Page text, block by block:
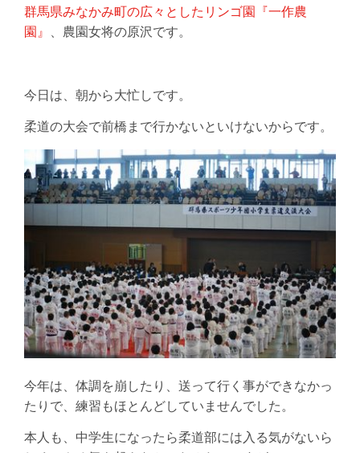
群馬県みなかみ町の広々としたリンゴ園『一作農
園』
、農園女将の原沢です。
今日は、朝から大忙しです。
柔道の大会で前橋まで行かないといけないからです。
今年は、体調を崩したり、送って行く事ができなかっ
たりで、練習もほとんどしていませんでした。
本人も、中学生になったら柔道部には入る気がないら